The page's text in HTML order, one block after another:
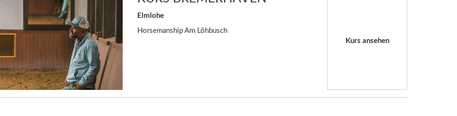
Elmlohe
Horsemanship Am Löhbusch
Kurs ansehen